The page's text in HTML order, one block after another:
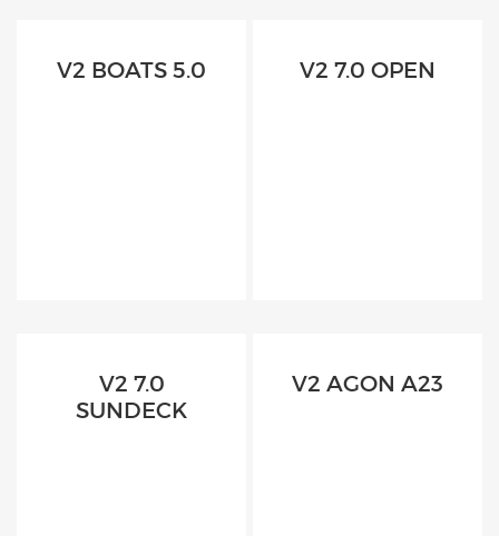
V2 BOATS 5.0 V2 7.0 OPEN
V2 7.0
SUNDECK
V2 AGON A23